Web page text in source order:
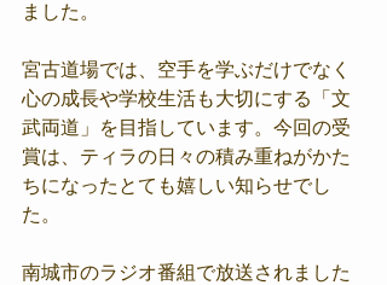
ました。
宮古道場では、空手を学ぶだけでなく
心の成長や学校生活も大切にする「文
武両道」を目指しています。今回の受
賞は、ティラの日々の積み重ねがかた
ちになったとても嬉しい知らせでし
た。
南城市のラジオ番組で放送されました